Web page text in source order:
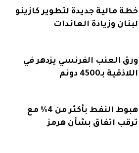
خطة مالية جديدة لتطوير كازينو
لبنان وزيادة العائدات
ورق العنب الفرنسي يزدهر في
اللاذقية بـ4500 دونم
هبوط النفط بأكثر من 4% مع
ترقب اتفاق بشأن هرمز